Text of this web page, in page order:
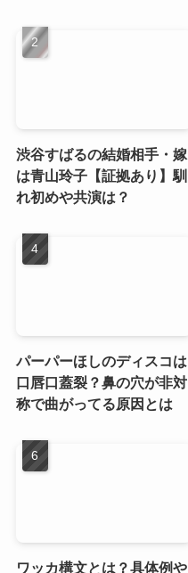
渋谷すばるの結婚相手・嫁
は青山玲子【証拠あり】馴
れ初めや共演は？
パーパーほしのディスコは
口唇口蓋裂？鼻の穴が非対
称で曲がってる原因とは
ワッカ構文とは？具体例や